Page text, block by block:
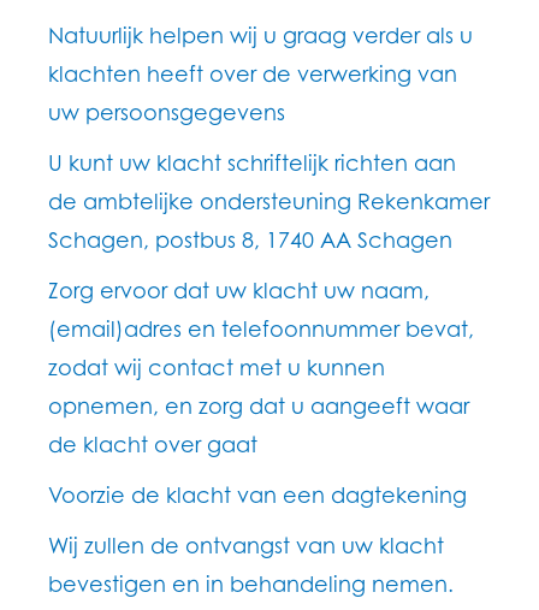
Natuurlijk helpen wij u graag verder als u
klachten heeft over de verwerking van
uw persoonsgegevens
U kunt uw klacht schriftelijk richten aan
de ambtelijke ondersteuning Rekenkamer
Schagen, postbus 8, 1740 AA Schagen
Zorg ervoor dat uw klacht uw naam,
(email)adres en telefoonnummer bevat,
zodat wij contact met u kunnen
opnemen, en zorg dat u aangeeft waar
de klacht over gaat
Voorzie de klacht van een dagtekening
Wij zullen de ontvangst van uw klacht
bevestigen en in behandeling nemen.